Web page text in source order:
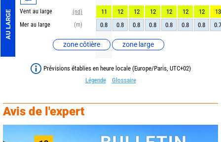
AU LARGE Vent au large
(nd)
Mer au large
(m)
zone côtière zone large
11 12 12 12 12 12 12
13
0.8
0.8 0.8 0.8 0.8 0.8 0.8 0.7
Prévisions établies en heure locale (Europe/Paris, UTC+02)
Légende
Glossaire
Avis de l'expert